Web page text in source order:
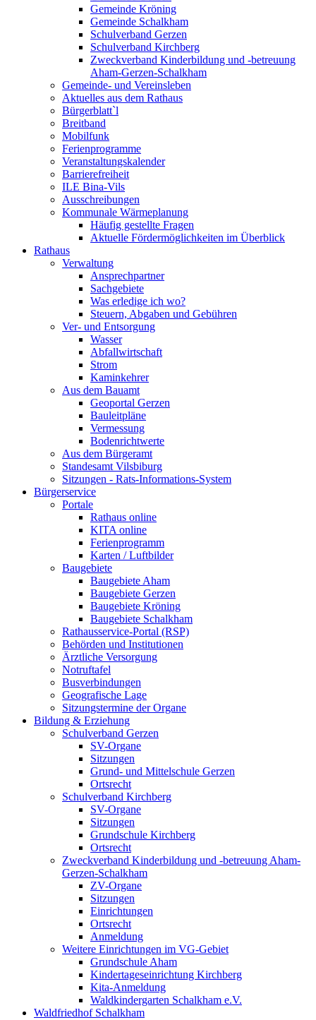
Gemeinde Kröning
Gemeinde Schalkham
Schulverband Gerzen
Schulverband Kirchberg
Zweckverband Kinderbildung und -betreuung
Aham-Gerzen-Schalkham
Gemeinde- und Vereinsleben
Aktuelles aus dem Rathaus
Bürgerblatt`l
Breitband
Mobilfunk
Ferienprogramme
Veranstaltungskalender
Barrierefreiheit
ILE Bina-Vils
Ausschreibungen
Kommunale Wärmeplanung
Häufig gestellte Fragen
Aktuelle Fördermöglichkeiten im Überblick
Rathaus
Verwaltung
Ansprechpartner
Sachgebiete
Was erledige ich wo?
Steuern, Abgaben und Gebühren
Ver- und Entsorgung
Wasser
Abfallwirtschaft
Strom
Kaminkehrer
Aus dem Bauamt
Geoportal Gerzen
Bauleitpläne
Vermessung
Bodenrichtwerte
Aus dem Bürgeramt
Standesamt Vilsbiburg
Sitzungen - Rats-Informations-System
Bürgerservice
Portale
Rathaus online
KITA online
Ferienprogramm
Karten / Luftbilder
Baugebiete
Baugebiete Aham
Baugebiete Gerzen
Baugebiete Kröning
Baugebiete Schalkham
Rathausservice-Portal (RSP)
Behörden und Institutionen
Ärztliche Versorgung
Notruftafel
Busverbindungen
Geografische Lage
Sitzungstermine der Organe
Bildung & Erziehung
Schulverband Gerzen
SV-Organe
Sitzungen
Grund- und Mittelschule Gerzen
Ortsrecht
Schulverband Kirchberg
SV-Organe
Sitzungen
Grundschule Kirchberg
Ortsrecht
Zweckverband Kinderbildung und -betreuung Aham-
Gerzen-Schalkham
ZV-Organe
Sitzungen
Einrichtungen
Ortsrecht
Anmeldung
Weitere Einrichtungen im VG-Gebiet
Grundschule Aham
Kindertageseinrichtung Kirchberg
Kita-Anmeldung
Waldkindergarten Schalkham e.V.
Waldfriedhof Schalkham